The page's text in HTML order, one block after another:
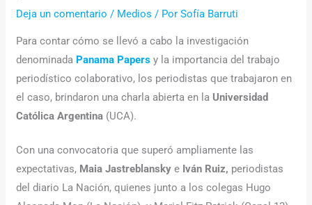
Deja un comentario / Medios / PorSofía Barruti
Para contar cómo se llevó a cabo la investigación
denominada Panama Papers y la importancia del trabajo
periodístico colaborativo, los periodistas que trabajaron en
el caso, brindaron una charla abierta en la Universidad
Católica Argentina (UCA).
Con una convocatoria que superó ampliamente las
expectativas, Maia Jastreblansky e Iván Ruiz, periodistas
del diario La Nación, quienes junto a los colegas Hugo